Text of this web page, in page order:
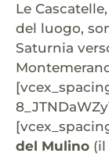
Le
del luogo,
Saturnia
del Mulino (il